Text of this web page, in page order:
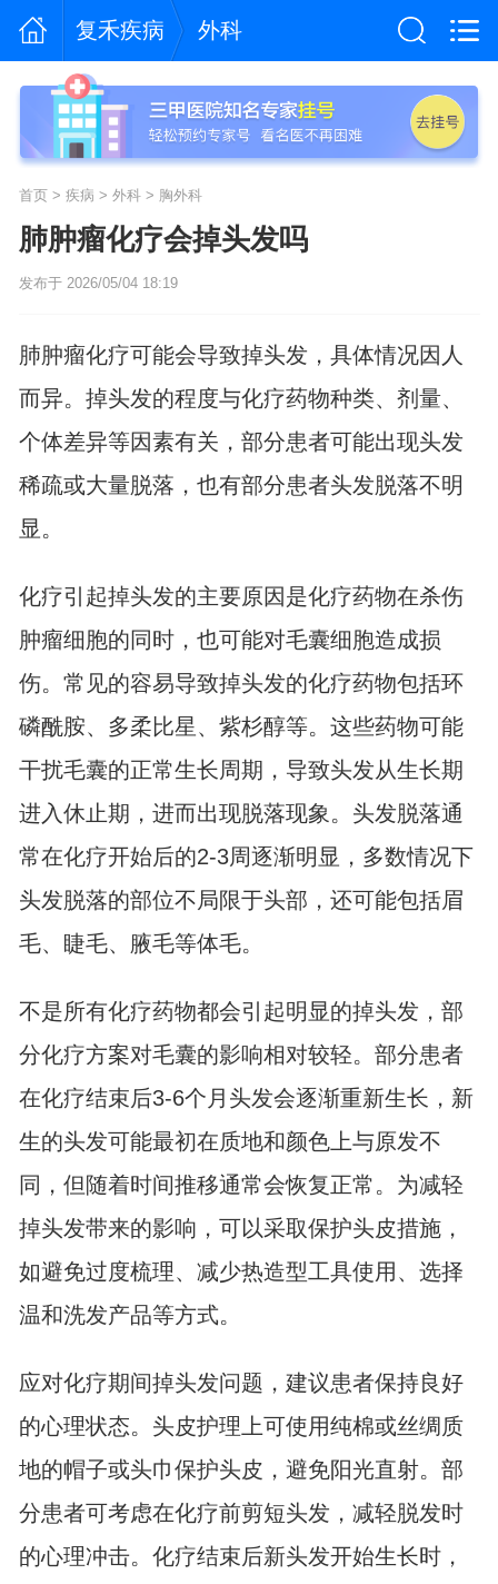
复禾疾病 外科
首页> 疾病 > 外科> 胸外科
肺肿瘤化疗会掉头发吗
发布于 2026/05/04 18:19
肺肿瘤化疗可能会导致掉头发，具体情况因人
而异。掉头发的程度与化疗药物种类、剂量、
个体差异等因素有关，部分患者可能出现头发
稀疏或大量脱落，也有部分患者头发脱落不明
显。
化疗引起掉头发的主要原因是化疗药物在杀伤
肿瘤细胞的同时，也可能对毛囊细胞造成损
伤。常见的容易导致掉头发的化疗药物包括环
磷酰胺、多柔比星、紫杉醇等。这些药物可能
干扰毛囊的正常生长周期，导致头发从生长期
进入休止期，进而出现脱落现象。头发脱落通
常在化疗开始后的2-3周逐渐明显，多数情况下
头发脱落的部位不局限于头部，还可能包括眉
毛、睫毛、腋毛等体毛。
不是所有化疗药物都会引起明显的掉头发，部
分化疗方案对毛囊的影响相对较轻。部分患者
在化疗结束后3-6个月头发会逐渐重新生长，新
生的头发可能最初在质地和颜色上与原发不
同，但随着时间推移通常会恢复正常。为减轻
掉头发带来的影响，可以采取保护头皮措施，
如避免过度梳理、减少热造型工具使用、选择
温和洗发产品等方式。
应对化疗期间掉头发问题，建议患者保持良好
的心理状态。头皮护理上可使用纯棉或丝绸质
地的帽子或头巾保护头皮，避免阳光直射。部
分患者可考虑在化疗前剪短头发，减轻脱发时
的心理冲击。化疗结束后新头发开始生长时，